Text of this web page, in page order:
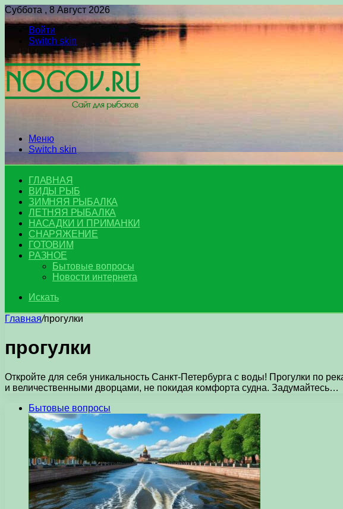
Суббота , 8 Август 2026
Войти
Switch skin
Меню
Switch skin
ГЛАВНАЯ
ВИДЫ РЫБ
ЗИМНЯЯ РЫБАЛКА
ЛЕТНЯЯ РЫБАЛКА
НАСАДКИ И ПРИМАНКИ
СНАРЯЖЕНИЕ
ГОТОВИМ
РАЗНОЕ
Бытовые вопросы
Новости интернета
Искать
Главная/прогулки
прогулки
Откройте для себя уникальность Санкт-Петербурга с воды! Прогулки по
и величественными дворцами, не покидая комфорта судна. Задумайтесь…
Бытовые вопросы